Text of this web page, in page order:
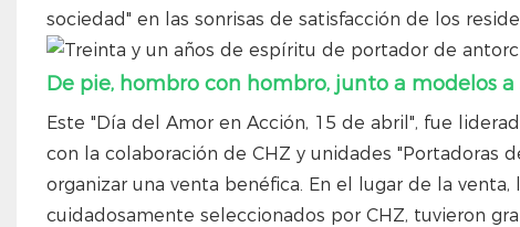
sociedad" en las sonrisas de satisfacción de los
De pie, hombro con hombro, junto a modelos
Este "Día del Amor en Acción, 15 de abril", fue
con la colaboración de CHZ y unidades "Portadoras
organizar una venta benéfica. En el lugar de la
cuidadosamente seleccionados por CHZ, tuvieron